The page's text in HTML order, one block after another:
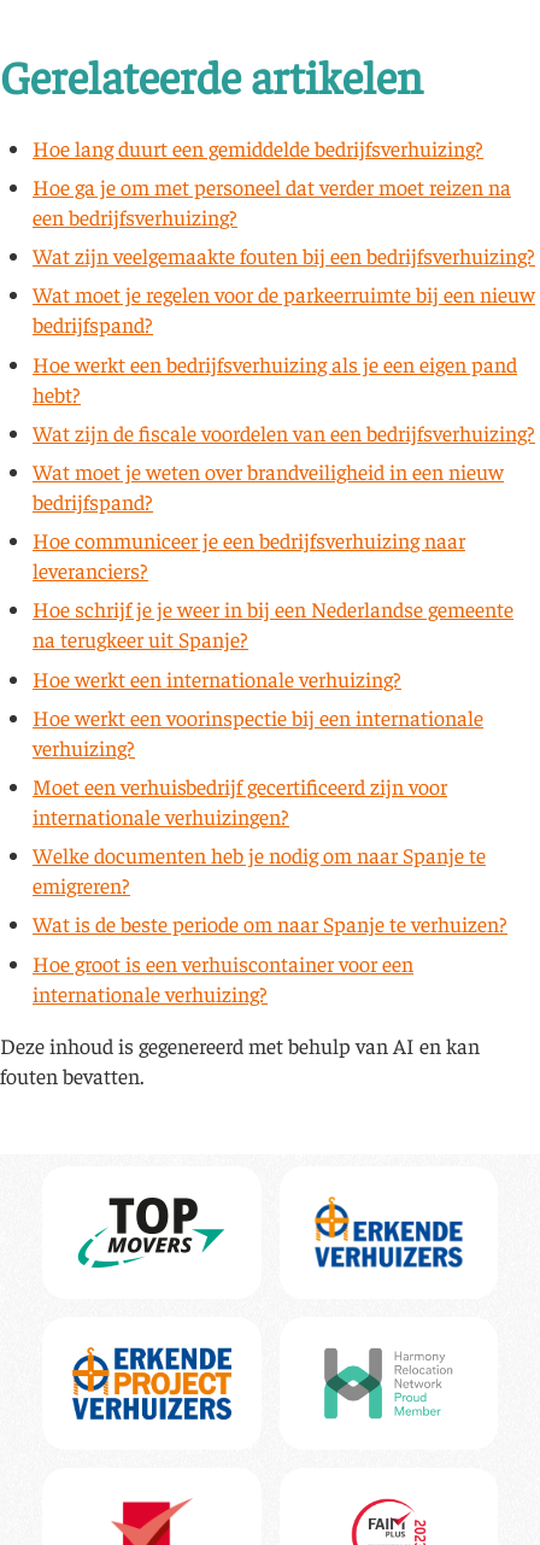
Gerelateerde artikelen
Hoe lang duurt een gemiddelde bedrijfsverhuizing?
Hoe ga je om met personeel dat verder moet reizen na
een bedrijfsverhuizing?
Wat zijn veelgemaakte fouten bij een bedrijfsverhuizing?
Wat moet je regelen voor de parkeerruimte bij een nieuw
bedrijfspand?
Hoe werkt een bedrijfsverhuizing als je een eigen pand
hebt?
Wat zijn de fiscale voordelen van een bedrijfsverhuizing?
Wat moet je weten over brandveiligheid in een nieuw
bedrijfspand?
Hoe communiceer je een bedrijfsverhuizing naar
leveranciers?
Hoe schrijf je je weer in bij een Nederlandse gemeente
na terugkeer uit Spanje?
Hoe werkt een internationale verhuizing?
Hoe werkt een voorinspectie bij een internationale
verhuizing?
Moet een verhuisbedrijf gecertificeerd zijn voor
internationale verhuizingen?
Welke documenten heb je nodig om naar Spanje te
emigreren?
Wat is de beste periode om naar Spanje te verhuizen?
Hoe groot is een verhuiscontainer voor een
internationale verhuizing?
Deze inhoud is gegenereerd met behulp van AI en kan
fouten bevatten.